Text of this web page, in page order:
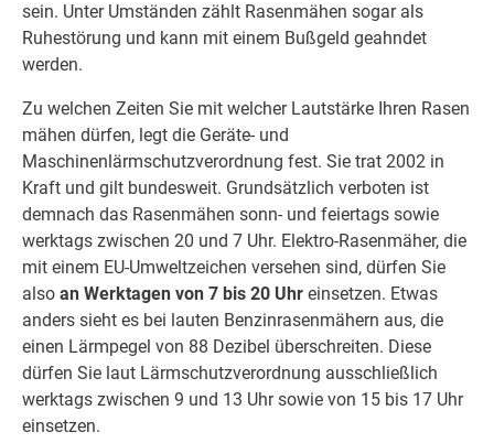
sein. Unter Umständen zählt Rasenmähen sogar als
Ruhestörung und kann mit einem Bußgeld geahndet
werden.
Zu welchen Zeiten Sie mit welcher Lautstärke Ihren Rasen
mähen dürfen, legt die Geräte- und
Maschinenlärmschutzverordnung fest. Sie trat 2002 in
Kraft und gilt bundesweit. Grundsätzlich verboten ist
demnach das Rasenmähen sonn- und feiertags sowie
werktags zwischen 20 und 7 Uhr. Elektro-Rasenmäher, die
mit einem EU-Umweltzeichen versehen sind, dürfen Sie
also an Werktagen von 7 bis 20 Uhr einsetzen. Etwas
anders sieht es bei lauten Benzinrasenmähern aus, die
einen Lärmpegel von 88 Dezibel überschreiten. Diese
dürfen Sie laut Lärmschutzverordnung ausschließlich
werktags zwischen 9 und 13 Uhr sowie von 15 bis 17 Uhr
einsetzen.